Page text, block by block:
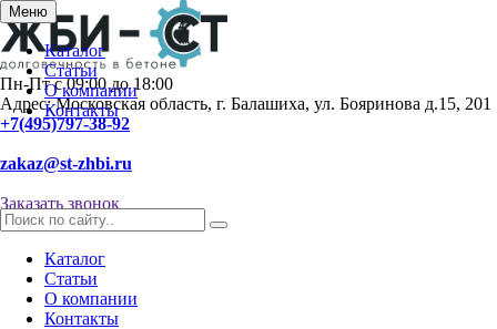
Меню
Каталог
Статьи
О компании
Контакты
Пн-Пт с 09:00 до 18:00
Адрес: Московская область, г. Балашиха, ул. Бояринова д.15, 201
+7(495)797-38-92
zakaz@st-zhbi.ru
Заказать звонок
Каталог
Статьи
О компании
Контакты